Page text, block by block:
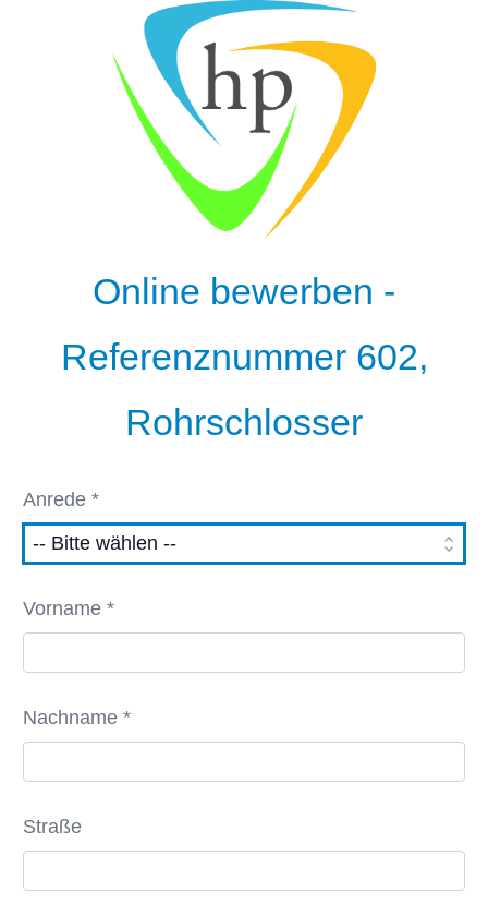
Online bewerben -
Referenznummer 602,
Rohrschlosser
Anrede *
Vorname *
Nachname *
Straße